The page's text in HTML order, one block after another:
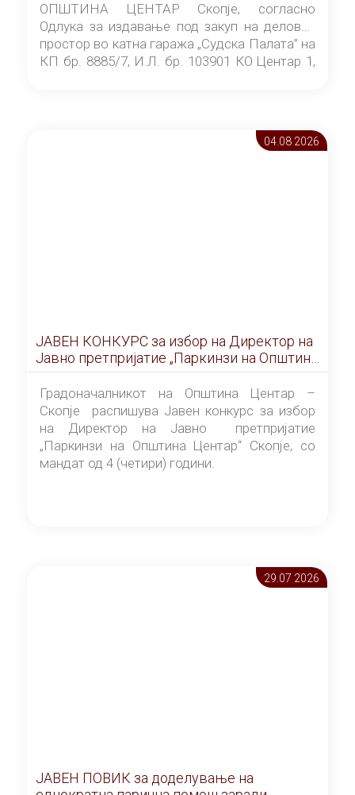
ОПШТИНА ЦЕНТАР Скопје, согласно
Одлука за издавање под закуп на деловен
простор во катна гаража „Судска Палата” на
КП бр. 8885/7, И.Л. бр. 103901 КО Центар 1,
Скопје” број 9/2026), за времетраење од 3
(три) години од денот на потпишувањето на
04.08 2026
ЈАВЕН КОНКУРС за избор на Директор на
Јавно претпријатие „Паркинзи на Општина
Центар“ – Скопје
Градоначалникот на Општина Центар –
Скопје распишува Јавен конкурс за избор
на Директор на Јавно претпријатие
„Паркинзи на Општина Центар“ Скопје, со
мандат од 4 (четири) години.
29.07 2026
ЈАВЕН ПОВИК за доделување на